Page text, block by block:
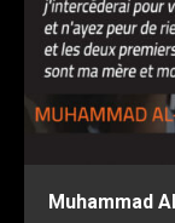
Muhammad